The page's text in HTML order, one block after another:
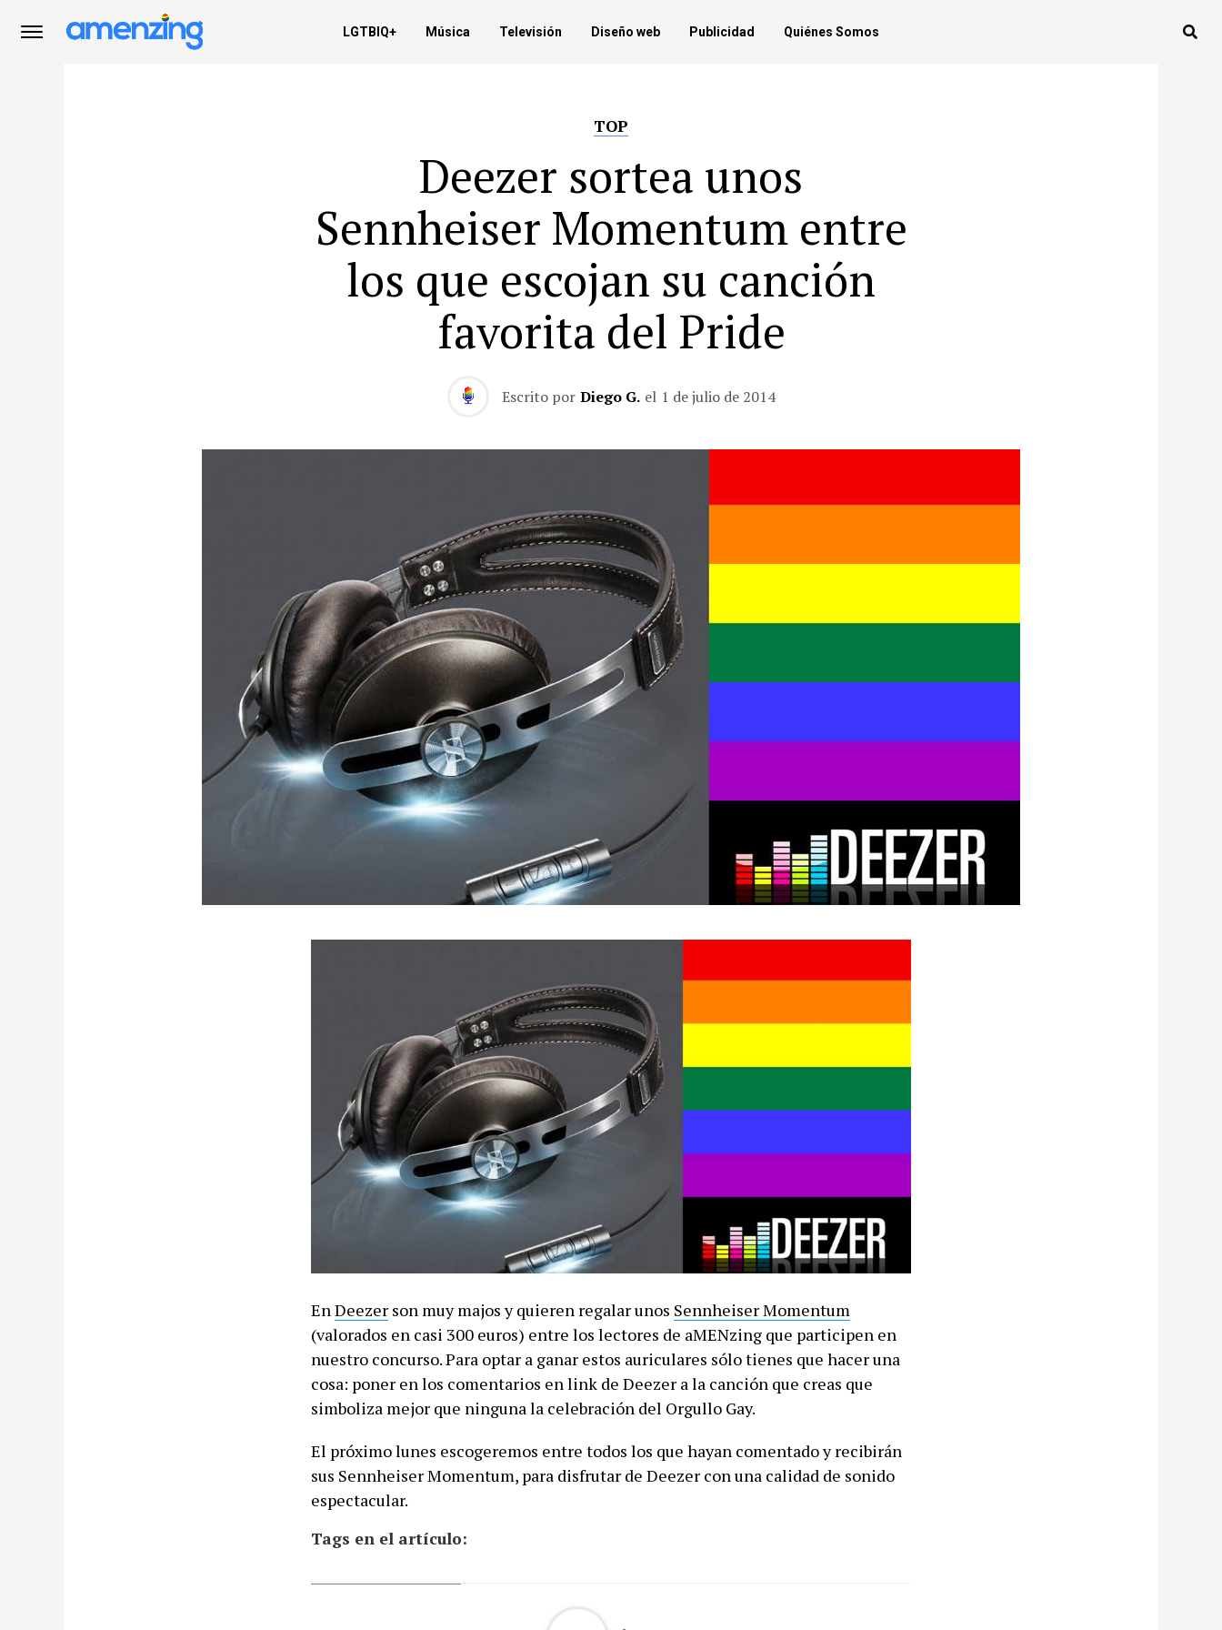
LGTBIQ+ Música Televisión Diseño web Publicidad Quiénes Somos
TOP
Deezer sortea unos
Sennheiser Momentum entre
los que escojan su canción
favorita del Pride
Escrito por Diego G. el 1 de julio de 2014
EnDeezer son muy majos y quieren regalar unos Sennheiser Momentum
(valorados en casi 300 euros) entre los lectores de aMENzing que participen en
nuestro concurso. Para optar a ganar estos auriculares sólo tienes que hacer una
cosa: poner en los comentarios en link de Deezer a la canción que creas que
simboliza mejor que ninguna la celebración del Orgullo Gay.
El próximo lunes escogeremos entre todos los que hayan comentado y recibirán
sus Sennheiser Momentum, para disfrutar de Deezer con una calidad de sonido
espectacular.
Tags en el artículo: